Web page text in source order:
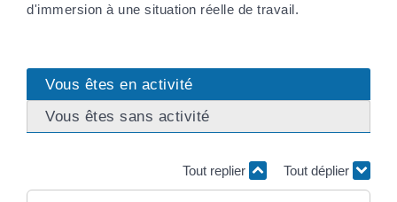
d'immersion à une situation réelle de travail.
Vous êtes en activité
Vous êtes sans activité
Tout replier Tout déplier